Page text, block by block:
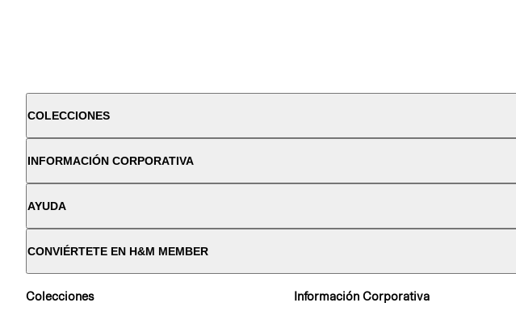
COLECCIONES
INFORMACIÓN CORPORATIVA
AYUDA
CONVIÉRTETE EN H&M MEMBER
Colecciones Información Corporativa